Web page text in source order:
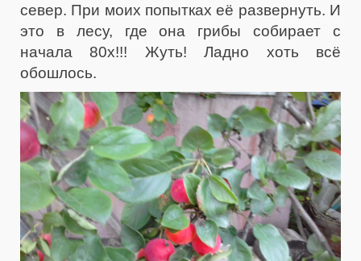
север. При моих попытках её развернуть. И
это в лесу, где она грибы собирает с
начала 80х!!! Жуть! Ладно хоть всё
обошлось.